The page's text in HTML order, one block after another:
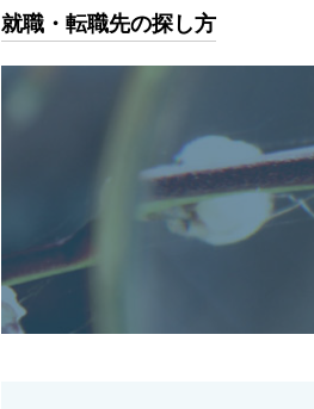
就職・転職先の探し方